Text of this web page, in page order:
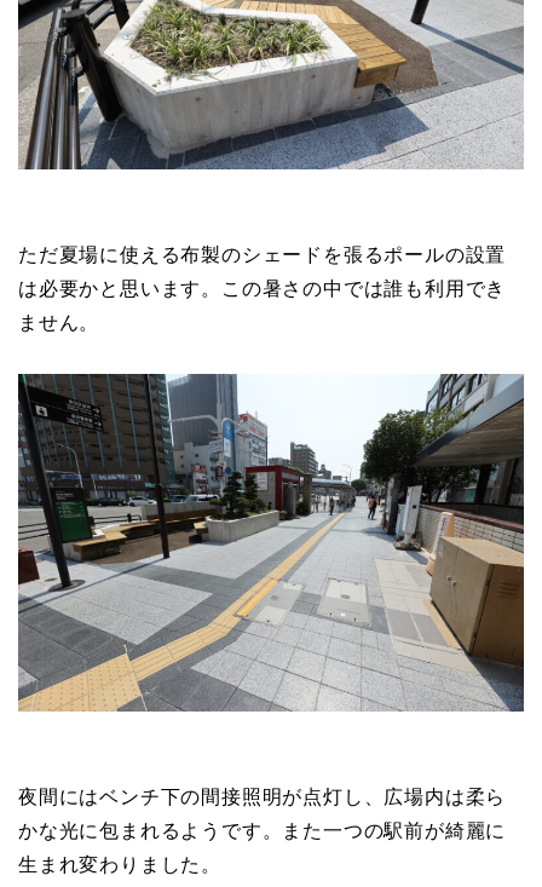
ただ夏場に使える布製のシェードを張るポールの設置
は必要かと思います。この暑さの中では誰も利用でき
ません。
夜間にはベンチ下の間接照明が点灯し、広場内は柔ら
かな光に包まれるようです。また一つの駅前が綺麗に
生まれ変わりました。